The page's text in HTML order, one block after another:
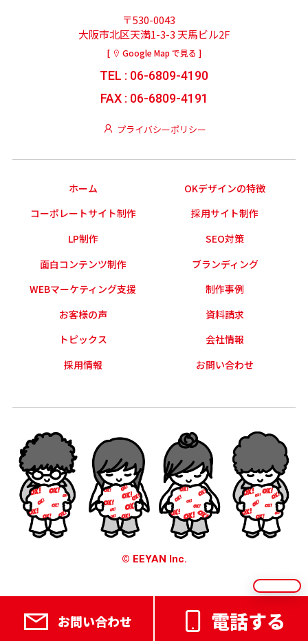
〒530-0043
大阪市北区天満1-3-3 天馬ビル2F
[ Google Map で見る ]
TEL : 06-6809-4190
FAX : 06-6809-4191
プライバシーポリシー
ホーム
OKデザインの特徴
コーポレートサイト制作
採用サイト制作
LP制作
SEO対策
面白コンテンツ制作
ブランディング
WEBマーケティング支援
制作事例
お客様の声
資料請求
トピックス
会社情報
採用情報
お問い合わせ
© EEYAN Inc.
お問い合わせ 電話する